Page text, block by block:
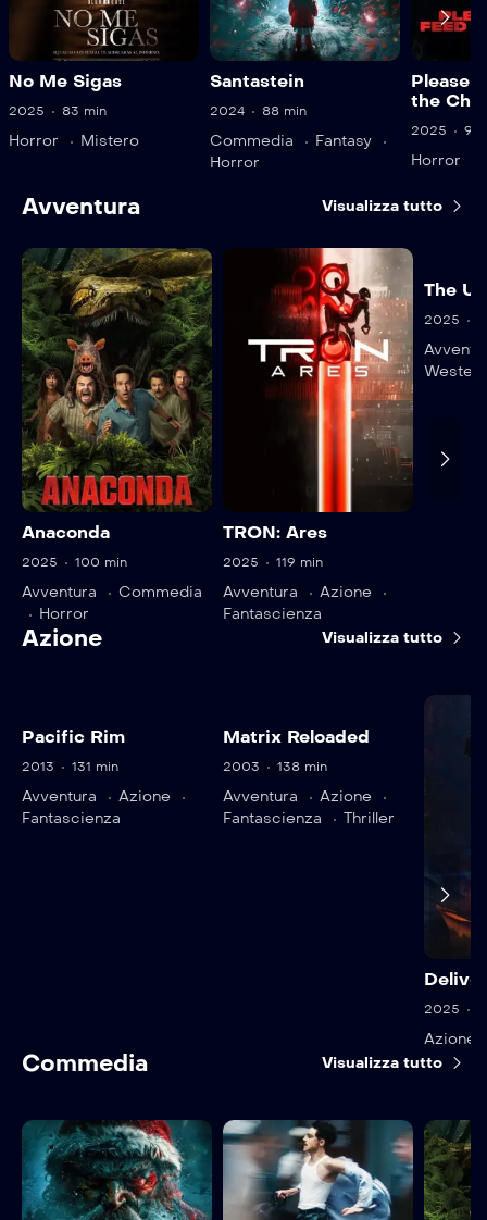
No Me Sigas
2025 83 min
Horror Mistero
Santastein
2024 88 min
Commedia
Fantasy
Horror
Please
the
2025 94
Horror
Avventura Visualizza tutto
Anaconda
2025 100 min
Avventura
Commedia
Horror
TRON: Ares
2025 119 min
Avventura
Azione
Fantascienza
The
2025
Western
Azione Visualizza tutto
Pacific Rim
2013 131 min
Avventura
Azione
Fantascienza
Matrix Reloaded
2003 138 min
Avventura
Azione
Fantascienza
Thriller
2025
Azione
Commedia Visualizza tutto